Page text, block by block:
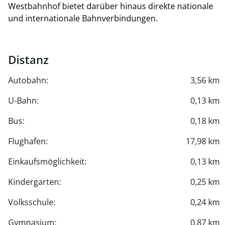
Westbahnhof bietet darüber hinaus direkte nationale
und internationale Bahnverbindungen.
Distanz
Autobahn:
3,56 km
U-Bahn:
0,13 km
Bus:
0,18 km
Flughafen:
17,98 km
Einkaufsmöglichkeit:
0,13 km
Kindergarten:
0,25 km
Volksschule:
0,24 km
Gymnasium:
0,87 km